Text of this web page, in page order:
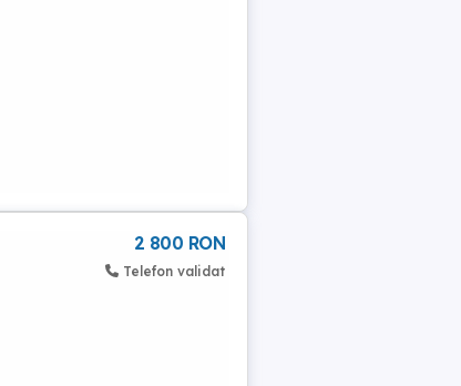
2 800 RON
Telefon validat